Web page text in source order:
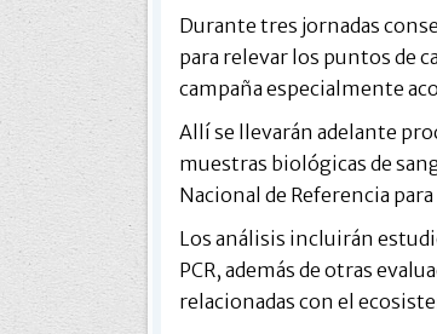
Durante tres jornadas
para relevar los puntos de
campaña especialmente
Allí se llevarán adelante
muestras biológicas de
Nacional de Referencia
Los análisis incluirán
PCR, además de otras
relacionadas con el